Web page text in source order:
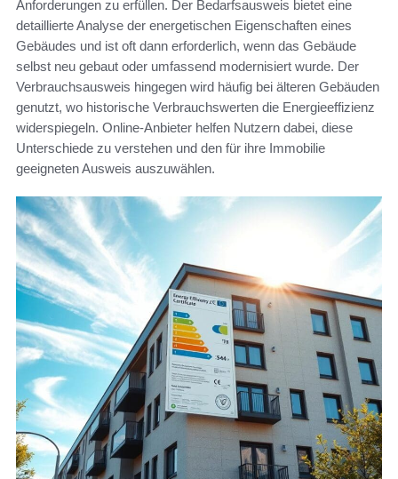
Anforderungen zu erfüllen. Der Bedarfsausweis bietet eine
detaillierte Analyse der energetischen Eigenschaften eines
Gebäudes und ist oft dann erforderlich, wenn das Gebäude
selbst neu gebaut oder umfassend modernisiert wurde. Der
Verbrauchsausweis hingegen wird häufig bei älteren Gebäuden
genutzt, wo historische Verbrauchswerten die Energieeffizienz
widerspiegeln. Online-Anbieter helfen Nutzern dabei, diese
Unterschiede zu verstehen und den für ihre Immobilie
geeigneten Ausweis auszuwählen.